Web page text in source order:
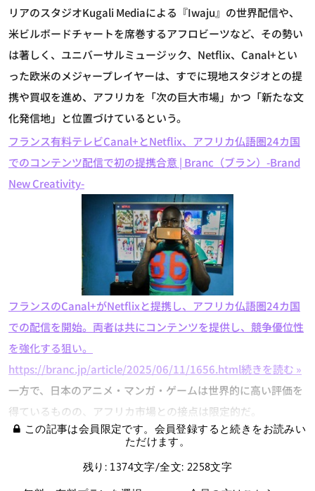
リアのスタジオKugali Mediaによる『Iwaju』の世界配信や、
米ビルボードチャートを席巻するアフロビーツなど、その勢い
は著しく、ユニバーサルミュージック、Netflix、Canal+とい
った欧米のメジャープレイヤーは、すでに現地スタジオとの提
携や買収を進め、アフリカを「次の巨大市場」かつ「新たな文
化発信地」と位置づけているという。
フランス有料テレビCanal+とNetflix、アフリカ仏語圏24カ国
でのコンテンツ配信で初の提携合意 | Branc（ブラン）-Brand
New Creativity-
フランスのCanal+がNetflixと提携し、アフリカ仏語圏24カ国
での配信を開始。両者は共にコンテンツを提供し、競争優位性
を強化する狙い。
https://branc.jp/article/2025/06/11/1656.html続きを読む »
一方で、日本のアニメ・マンガ・ゲームは世界的に高い評価を
得ているものの、アフリカ市場との接点は限定的だ。
この記事は会員限定です。会員登録すると続きをお読みい
ただけます。
残り: 1374文字/全文: 2258文字